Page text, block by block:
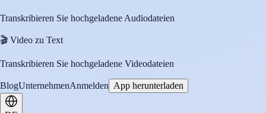
Transkribieren Sie hochgeladene Audiodateien
🎬 Video zu Text
Transkribieren Sie hochgeladene Videodateien
BlogUnternehmenAnmelden App herunterladen